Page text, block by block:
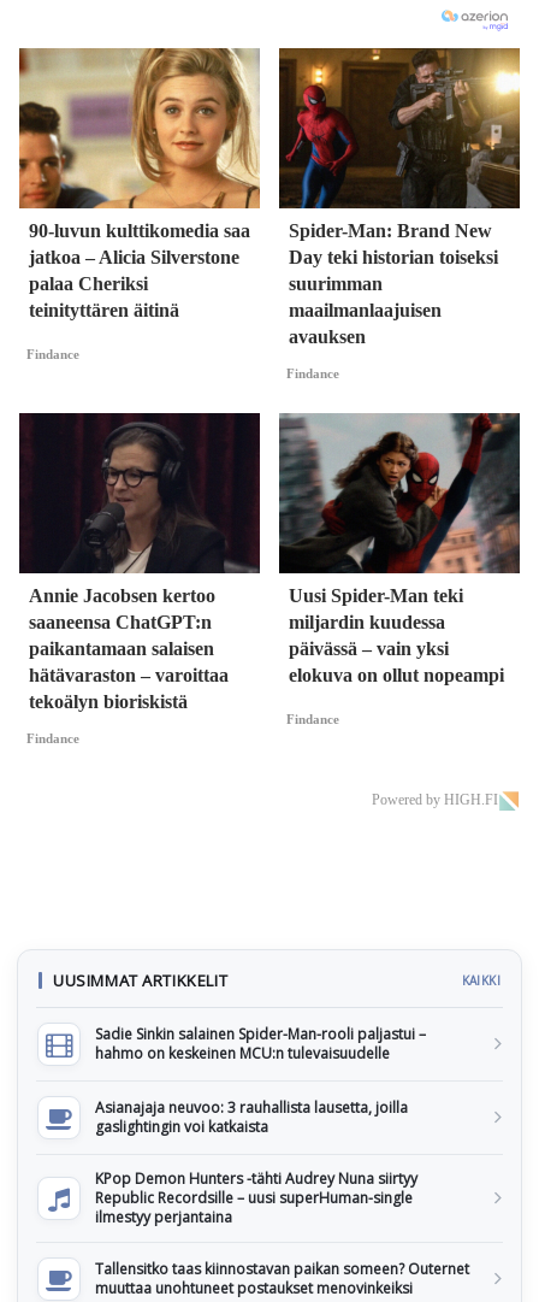
90-luvun kulttikomedia saa
jatkoa – Alicia Silverstone
palaa Cheriksi
teinityttären äitinä
Findance
Spider-Man: Brand New
Day teki historian toiseksi
suurimman
maailmanlaajuisen
avauksen
Findance
Annie Jacobsen kertoo
saaneensa ChatGPT:n
paikantamaan salaisen
hätävaraston – varoittaa
tekoälyn bioriskistä
Findance
Uusi Spider-Man teki
miljardin kuudessa
päivässä – vain yksi
elokuva on ollut nopeampi
Findance
Powered by HIGH.FI
UUSIMMAT ARTIKKELIT KAIKKI
Sadie Sinkin salainen Spider-Man-rooli paljastui –
hahmo on keskeinen MCU:n tulevaisuudelle
Asianajaja neuvoo: 3 rauhallista lausetta, joilla
gaslightingin voi katkaista
KPop Demon Hunters -tähti Audrey Nuna siirtyy
Republic Recordsille – uusi superHuman-single
ilmestyy perjantaina
Tallensitko taas kiinnostavan paikan someen? Outernet
muuttaa unohtuneet postaukset menovinkeiksi